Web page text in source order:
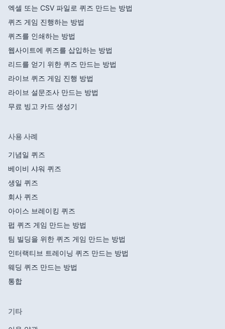
엑셀 또는 CSV 파일로 퀴즈 만드는 방법
퀴즈 게임 진행하는 방법
퀴즈를 인쇄하는 방법
웹사이트에 퀴즈를 삽입하는 방법
리드를 얻기 위한 퀴즈 만드는 방법
라이브 퀴즈 게임 진행 방법
라이브 설문조사 만드는 방법
무료 빙고 카드 생성기
사용 사례
기념일 퀴즈
베이비 샤워 퀴즈
생일 퀴즈
회사 퀴즈
아이스 브레이킹 퀴즈
펍 퀴즈 게임 만드는 방법
팀 빌딩을 위한 퀴즈 게임 만드는 방법
인터랙티브 트레이닝 퀴즈 만드는 방법
웨딩 퀴즈 만드는 방법
통합
기타